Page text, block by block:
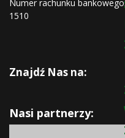
Numer rachunku
1510
Znajdź Nas na:
Nasi partnerzy: